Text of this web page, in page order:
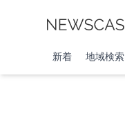
新着 地域検索